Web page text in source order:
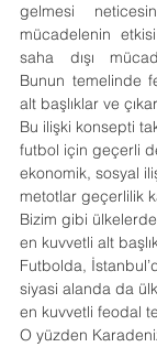
gelmesi
mücadelenin
saha dışı
Bunun temelinde
alt başlıklar ve
Bu ilişki konsepti
futbol için geçerli
ekonomik, sosyal
metotlar geçerlilik
Bizim gibi
en kuvvetli alt
Futbolda,
siyasi alanda da
en kuvvetli feodal
O yüzden